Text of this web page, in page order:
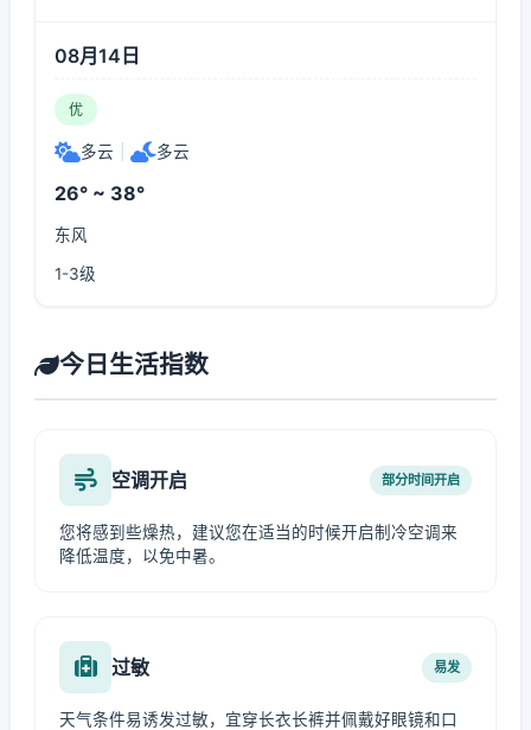
08月14日
优
多云 多云
26° ~ 38°
东风
1-3级
今日生活指数
空调开启 部分时间开启
您将感到些燥热，建议您在适当的时候开启制冷空调来
降低温度，以免中暑。
过敏 易发
天气条件易诱发过敏，宜穿长衣长裤并佩戴好眼镜和口